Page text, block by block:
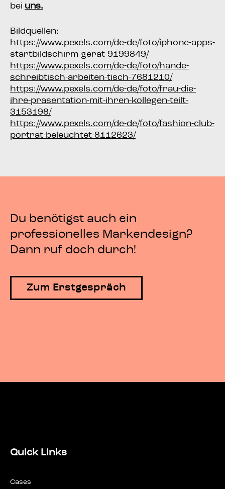
bei uns.
Bild­quel­len:
https://www.pexels.com/de-de/foto/iphone-apps-
startbildschirm-gerat-9199849/
https://www.pexels.com/de-de/foto/hande-
schreibtisch-arbeiten-tisch-7681210/
https://www.pexels.com/de-de/foto/frau-die-
ihre-prasentation-mit-ihren-kollegen-teilt-
3153198/
https://www.pexels.com/de-de/foto/fashion-club-
portrat-beleuchtet-8112623/
Du benötigst auch ein
professionelles Markendesign?
Dann ruf doch durch!
Zum Erstgespräch
Quick Links
Cases